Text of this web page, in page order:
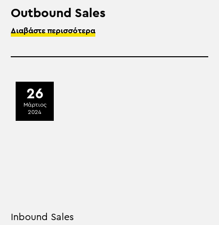
Outbound Sales
Διαβάστε περισσότερα
26
Μάρτιος
2024
Inbound Sales